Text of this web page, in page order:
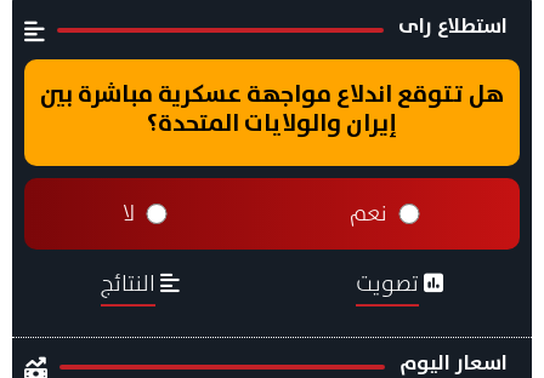
استطلاع راى
هل تتوقع اندلاع مواجهة عسكرية مباشرة بين
إيران والولايات المتحدة؟
نعم لا
تصويت النتائج
اسعار اليوم